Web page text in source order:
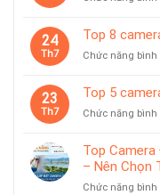
24
Th7
Top 8
Chức năng bình
23
Th7
Top 5
Chức năng bình
Top
– Nên Chọn
Chức năng bình